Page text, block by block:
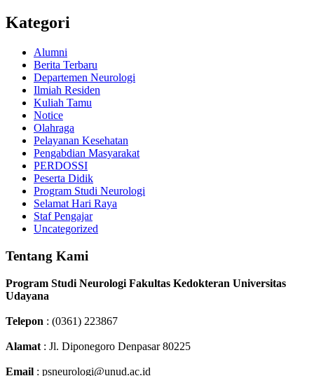
Kategori
Alumni
Berita Terbaru
Departemen Neurologi
Ilmiah Residen
Kuliah Tamu
Notice
Olahraga
Pelayanan Kesehatan
Pengabdian Masyarakat
PERDOSSI
Peserta Didik
Program Studi Neurologi
Selamat Hari Raya
Staf Pengajar
Uncategorized
Tentang Kami
Program Studi Neurologi Fakultas Kedokteran Universitas
Udayana
Telepon : (0361) 223867
Alamat : Jl. Diponegoro Denpasar 80225
Email : psneurologi@unud.ac.id